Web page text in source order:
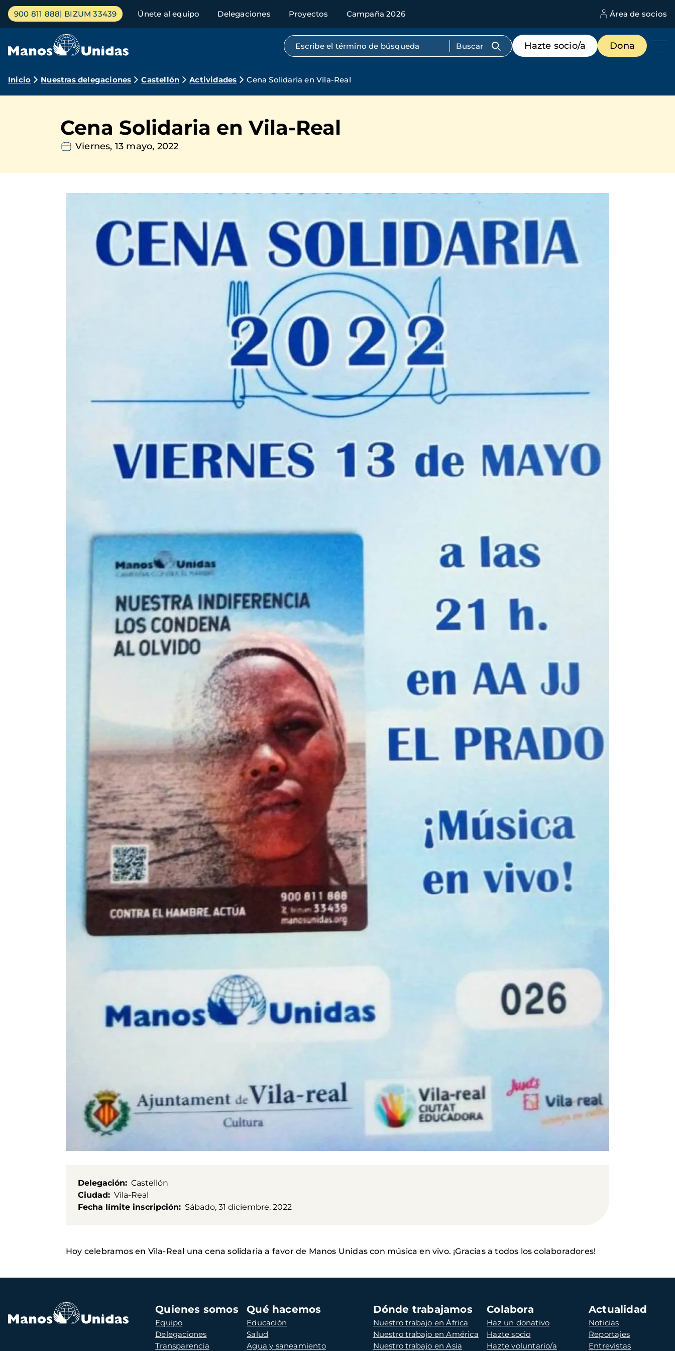
Pasar
contenido
Menú
principal
900 811 888 BIZUM 33439 Únete al equipo Delegaciones Proyectos Campaña 2026 Área de socios
Búsqueda por texto completo
Menú
de
destacados
Hazte socio/a Dona
Ruta
navegación
Inicio Nuestras delegaciones Castellón Actividades Cena Solidaria en Vila-Real
Cena Solidaria en Vila-Real
Viernes, 13 mayo, 2022
Delegación
Castellón
Ciudad
Vila-Real
Fecha límite inscripción
Sábado, 31 diciembre, 2022
Hoy celebramos en Vila-Real una cena solidaria a favor de Manos Unidas con música en vivo. ¡Gracias a todos los colaboradores!
Navegación
principal
Quienes somos
Equipo
Delegaciones
Transparencia
Qué hacemos
Educación
Salud
Agua y saneamiento
Dónde trabajamos
Nuestro trabajo en África
Nuestro trabajo en América
Nuestro trabajo en Asia
Colabora
Haz un donativo
Hazte socio
Hazte voluntario/a
Actualidad
Noticias
Reportajes
Entrevistas